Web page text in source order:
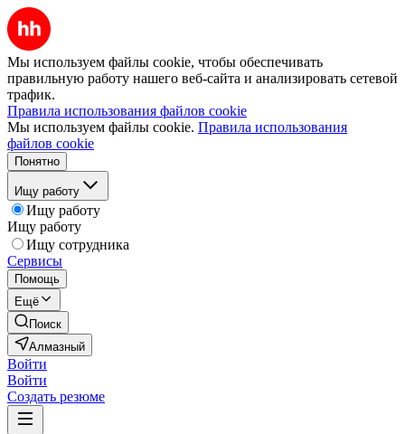
Мы используем файлы cookie, чтобы обеспечивать
правильную работу нашего веб-сайта и анализировать сетевой
трафик.
Правила использования файлов cookie
Мы используем файлы cookie. Правила использования
файлов cookie
Понятно
Ищу работу
Ищу работу
Ищу работу
Ищу сотрудника
Сервисы
Помощь
Ещё
Поиск
Алмазный
Войти
Войти
Создать резюме